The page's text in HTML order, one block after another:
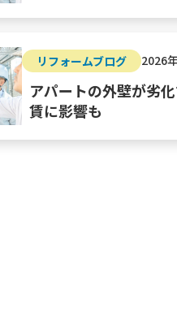
リフォームブログ 2026
アパートの外壁が劣
賃に影響も